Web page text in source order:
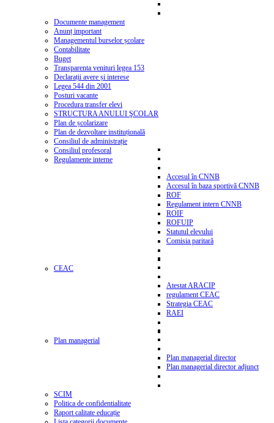
Documente management
Anunț important
Managementul burselor școlare
Contabilitate
Buget
Transparenta venituri legea 153
Declarații avere și interese
Legea 544 din 2001
Posturi vacante
Procedura transfer elevi
STRUCTURA ANULUI ŞCOLAR
Plan de școlarizare
Plan de dezvoltare instituțională
Consiliul de administrație
Consiliul profesoral
Regulamente interne
Accesul în CNNB
Accesul în baza sportivă CNNB
ROF
Regulament intern CNNB
ROIF
ROFUIP
Statutul elevului
Comisia paritară
CEAC
Atestat ARACIP
regulament CEAC
Strategia CEAC
RAEI
Plan managerial
Plan managerial director
Plan managerial director adjunct
SCIM
Politica de confidentialitate
Raport calitate educație